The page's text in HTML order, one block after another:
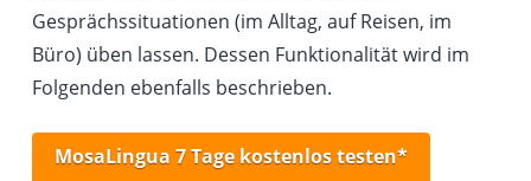
Gesprächssituationen (im Alltag, auf Reisen, im
Büro) üben lassen. Dessen Funktionalität wird im
Folgenden ebenfalls beschrieben.
MosaLingua 7 Tage kostenlos testen*